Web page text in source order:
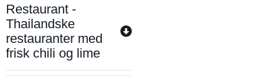
Restaurant -
Thailandske
restauranter med
frisk chili og lime